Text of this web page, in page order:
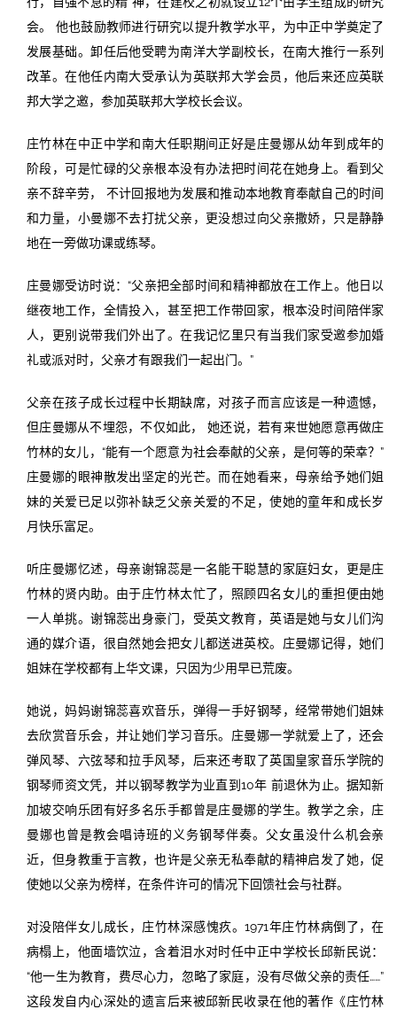
会。 他也鼓励教师进行研究以提升教学水平，为中正中学奠定了
发展基础。卸任后他受聘为南洋大学副校长，在南大推行一系列
改革。在他任内南大受承认为英联邦大学会员，他后来还应英联
邦大学之邀，参加英联邦大学校长会议。
庄竹林在中正中学和南大任职期间正好是庄曼娜从幼年到成年的
阶段，可是忙碌的父亲根本没有办法把时间花在她身上。看到父
亲不辞辛劳， 不计回报地为发展和推动本地教育奉献自己的时间
和力量，小曼娜不去打扰父亲，更没想过向父亲撒娇，只是静静
地在一旁做功课或练琴。
庄曼娜受访时说：“父亲把全部时间和精神都放在工作上。他日以
继夜地工作，全情投入，甚至把工作带回家，根本没时间陪伴家
人，更别说带我们外出了。在我记忆里只有当我们家受邀参加婚
礼或派对时，父亲才有跟我们一起出门。”
父亲在孩子成长过程中长期缺席，对孩子而言应该是一种遗憾，
但庄曼娜从不埋怨，不仅如此， 她还说，若有来世她愿意再做庄
竹林的女儿，“能有一个愿意为社会奉献的父亲，是何等的荣幸？”
庄曼娜的眼神散发出坚定的光芒。而在她看来，母亲给予她们姐
妹的关爱已足以弥补缺乏父亲关爱的不足，使她的童年和成长岁
月快乐富足。
听庄曼娜忆述，母亲谢锦蕊是一名能干聪慧的家庭妇女，更是庄
竹林的贤内助。由于庄竹林太忙了，照顾四名女儿的重担便由她
一人单挑。谢锦蕊出身豪门，受英文教育，英语是她与女儿们沟
通的媒介语，很自然她会把女儿都送进英校。庄曼娜记得，她们
姐妹在学校都有上华文课，只因为少用早已荒废。
她说，妈妈谢锦蕊喜欢音乐，弹得一手好钢琴，经常带她们姐妹
去欣赏音乐会，并让她们学习音乐。庄曼娜一学就爱上了，还会
弹风琴、六弦琴和拉手风琴，后来还考取了英国皇家音乐学院的
钢琴师资文凭，并以钢琴教学为业直到10年 前退休为止。据知新
加坡交响乐团有好多名乐手都曾是庄曼娜的学生。教学之余，庄
曼娜也曾是教会唱诗班的义务钢琴伴奏。父女虽没什么机会亲
近，但身教重于言教，也许是父亲无私奉献的精神启发了她，促
使她以父亲为榜样，在条件许可的情况下回馈社会与社群。
对没陪伴女儿成长，庄竹林深感愧疚。1971年庄竹林病倒了，在
病榻上，他面墙饮泣，含着泪水对时任中正中学校长邱新民说：
“他一生为教育，费尽心力，忽略了家庭，没有尽做父亲的责任……”
这段发自内心深处的遗言后来被邱新民收录在他的著作《庄竹林